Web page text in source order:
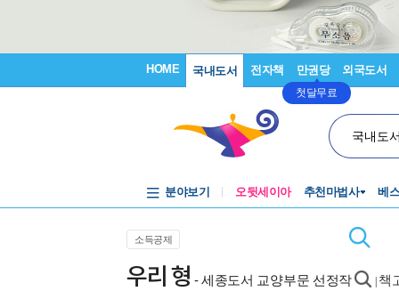
HOME 국내도서 전자책 만권당
첫달무료
외국도서
국내도
분야보기 오뒷세이아 추천마법사 베
소득공제
우리 형 - 세종도서 교양부문 선정작 책